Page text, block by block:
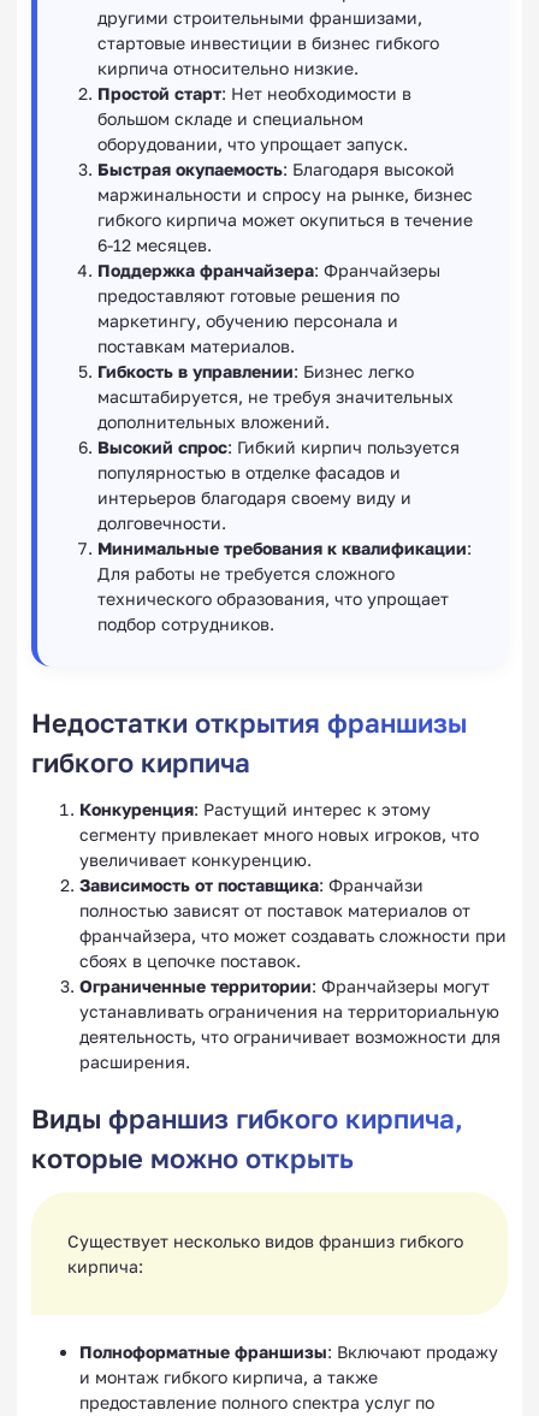
другими строительными франшизами,
стартовые инвестиции в бизнес гибкого
кирпича относительно низкие.
Простой старт: Нет необходимости в
большом складе и специальном
оборудовании, что упрощает запуск.
Быстрая окупаемость: Благодаря высокой
маржинальности и спросу на рынке, бизнес
гибкого кирпича может окупиться в течение
6-12 месяцев.
Поддержка франчайзера: Франчайзеры
предоставляют готовые решения по
маркетингу, обучению персонала и
поставкам материалов.
Гибкость в управлении: Бизнес легко
масштабируется, не требуя значительных
дополнительных вложений.
Высокий спрос: Гибкий кирпич пользуется
популярностью в отделке фасадов и
интерьеров благодаря своему виду и
долговечности.
Минимальные требования к квалификации:
Для работы не требуется сложного
технического образования, что упрощает
подбор сотрудников.
Недостатки открытия франшизы
гибкого кирпича
Конкуренция: Растущий интерес к этому
сегменту привлекает много новых игроков, что
увеличивает конкуренцию.
Зависимость от поставщика: Франчайзи
полностью зависят от поставок материалов от
франчайзера, что может создавать сложности при
сбоях в цепочке поставок.
Ограниченные территории: Франчайзеры могут
устанавливать ограничения на территориальную
деятельность, что ограничивает возможности для
расширения.
Виды франшиз гибкого кирпича,
которые можно открыть
Существует несколько видов франшиз гибкого
кирпича:
Полноформатные франшизы: Включают продажу
и монтаж гибкого кирпича, а также
предоставление полного спектра услуг по